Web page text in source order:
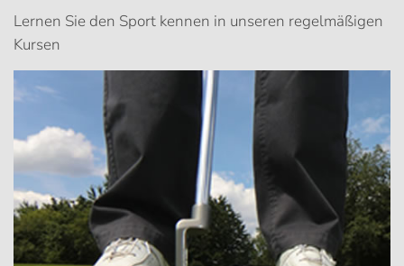
Lernen Sie den Sport kennen in unseren regelmäßigen
Kursen